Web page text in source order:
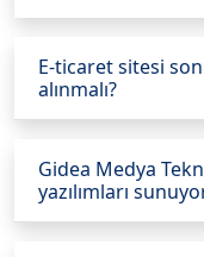
E-ticaret sitesi
alınmalı?
Gidea Medya
yazılımları